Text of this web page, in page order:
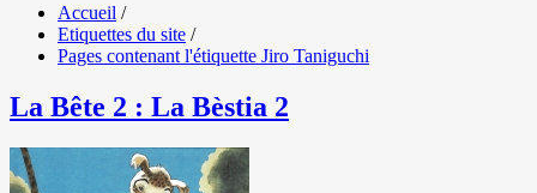
Accueil /
Etiquettes du site /
Pages contenant l'étiquette Jiro Taniguchi
La Bête 2 : La Bèstia 2